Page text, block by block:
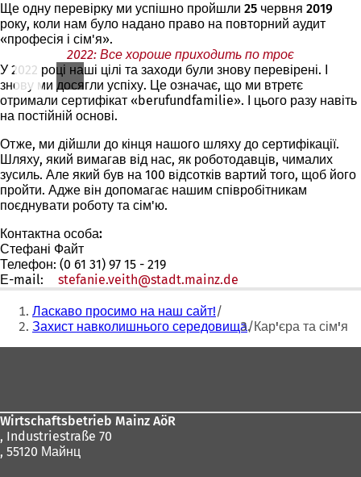
Ще одну перевірку ми успішно пройшли 25 червня 2019
року, коли нам було надано право на повторний аудит
«професія і сім'я».
2022: Все хороше приходить по троє
У 2022 році наші цілі та заходи були знову перевірені. І
знову ми досягли успіху. Це означає, що ми втретє
отримали сертифікат «berufundfamilie». І цього разу навіть
на постійній основі.
Отже, ми дійшли до кінця нашого шляху до сертифікації.
Шляху, який вимагав від нас, як роботодавців, чималих
зусиль. Але який був на 100 відсотків вартий того, щоб його
пройти. Адже він допомагає нашим співробітникам
поєднувати роботу та сім'ю.
Контактна особа:
Стефані Файт
Телефон: (0 61 31) 97 15 - 219
Е-mail:
stefanie.veith stadt.mainz de
Ти
тут:
Ласкаво просимо на наш сайт!
Захист навколишнього середовища Кар'єра та сім'я
Wirtschaftsbetrieb Mainz AöR
, Industriestraße 70
, 55120 Майнц